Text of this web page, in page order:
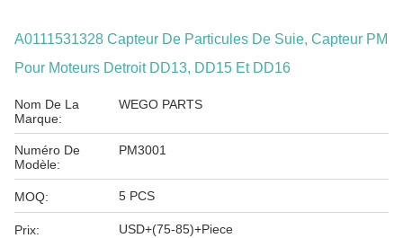
A0111531328 Capteur De Particules De Suie, Capteur PM
Pour Moteurs Detroit DD13, DD15 Et DD16
Nom De La
Marque:
WEGO PARTS
Numéro De
Modèle:
PM3001
MOQ: 5 PCS
Prix: USD+(75-85)+Piece